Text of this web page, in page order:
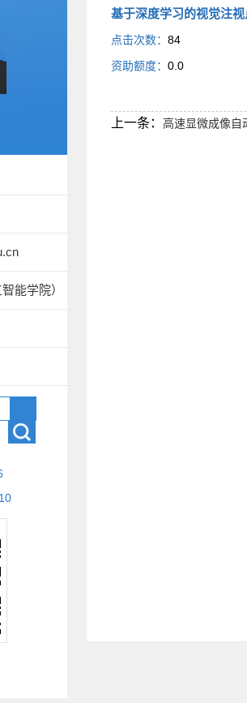
能学院）
10
基于深度学习的视觉注
点击次数： 84
资助额度： 0.0
上一条： 高速显微成像自